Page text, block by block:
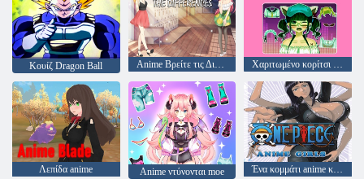
Κουίζ Dragon Ball Anime Βρείτε τις Διαφορές Χαριτωμένο κορίτσι Anime Ντύσιμο
Λεπίδα anime Anime ντύνονται moe Ένα κομμάτι anime κορίτσια